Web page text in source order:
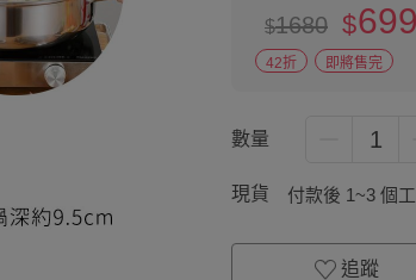
$1680 $699
42折 即將售完
數量 1
現貨 付款後 1~3 個
追蹤